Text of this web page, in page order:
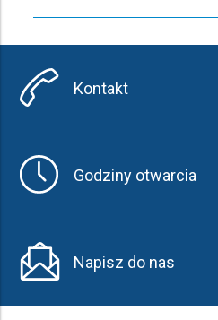
Kontakt
Godziny otwarcia
Napisz do nas